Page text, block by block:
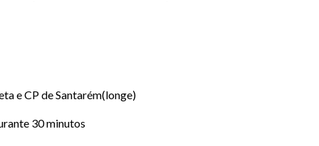
e CP de Santarém(longe)
30 minutos